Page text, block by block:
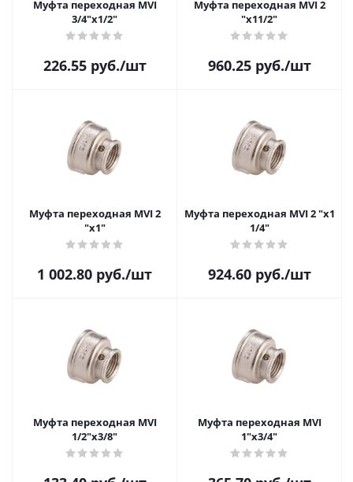
Муфта переходная MVI
3/4"х1/2"
226.55руб./шт
Муфта переходная MVI 2
"х11/2"
960.25руб./шт
Муфта переходная MVI 2
"х1"
1 002.80 руб./шт
Муфта переходная MVI 2 "х1
1/4"
924.60руб./шт
Муфта переходная MVI
1/2"х3/8"
Муфта переходная MVI
1"х3/4"